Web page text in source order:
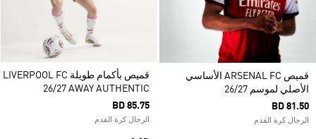
قميص ARSENAL FC الأساسي
الأصلي لموسم 26/27
BD 81.50
الرجال كرة القدم
قميص بأكمام طويلة LIVERPOOL FC
26/27 AWAY AUTHENTIC
BD 85.75
الرجال كرة القدم